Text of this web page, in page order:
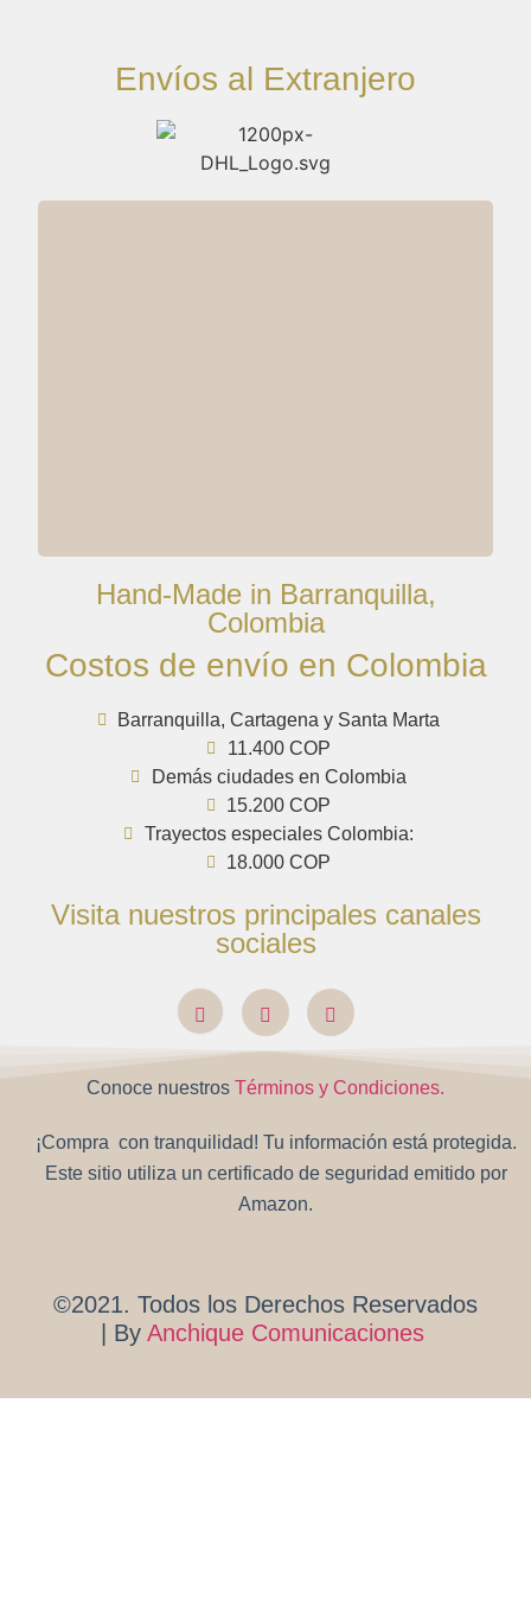
Envíos al Extranjero
Hand-Made in Barranquilla,
Colombia
Costos de envío en Colombia
Barranquilla, Cartagena y Santa Marta
11.400 COP
Demás ciudades en Colombia
15.200 COP
Trayectos especiales Colombia:
18.000 COP
Visita nuestros principales canales
sociales
Conoce nuestros Términos y Condiciones.
¡Compra con tranquilidad! Tu información está protegida.
Este sitio utiliza un certificado de seguridad emitido por
Amazon.
©2021. Todos los Derechos Reservados
| By Anchique Comunicaciones